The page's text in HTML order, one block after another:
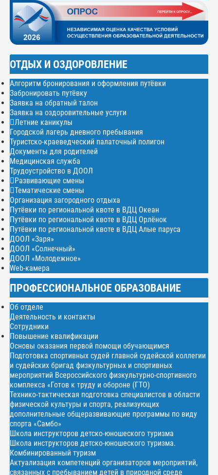
ОТДЫХ И ОЗДОРОВЛЕНИЕ
Алгоритм бронирования и оформления путёвки
Забронировать путёвку
Заявка на обратный талон
Заявка на оздоровительные услуги
Летние каникулы
Городской лагерь дневного пребывания
Туристско-краеведческий палаточный полигон
Документы для родителей
Медицинская служба
Трудоустройство в ДООЛ
Развивающие смены
Тематические смены
Организация загородного отдыха
Путёвки по региональной квоте в ВДЦ Океан
Путёвки по региональной квоте в ВДЦ Орлёнок
Путёвки по региональной квоте в ВДЦ Алые паруса
ДООЛ «Заря»
ДООЛ «Солнечный»
ДООЛ «Молодежное»
Web-камера
ПРОФЕССИОНАЛЬНОЕ ОБРАЗОВАНИЕ
Об отделе
Деятельность и контакты
Сотрудники
Повышение квалификации
Основы оказания первой помощи обучающимся
Подготовка спортивных судей главной судейской коллегии
и судейских бригад физкультурных и спортивных
мероприятий Всероссийского физкультурно-спортивного
комплекса «Готов к труду и обороне (ГТО)
Технико-тактическая подготовка специалистов в области
физической культуры и спорта, реализующих
дополнительные общеразвивающие программы по виду
спорта «Самбо»
Школа инструкторов детско-юношеского туризма
Школа инструкторов детско-юношеского туризма.
Комбинированный туризм
Актуализация компетенций организаторов мероприятий,
связанных с пребыванием детей в природной среде